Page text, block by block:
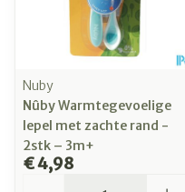
Nuby
Nûby Warmtegevoelige
lepel met zachte rand -
2stk – 3m+
€ 4,98